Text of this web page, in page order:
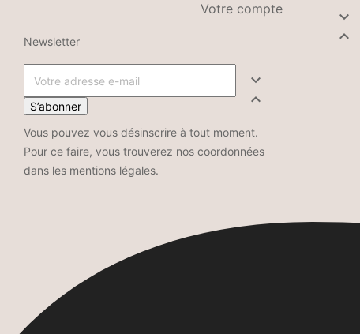
Votre compte


Newsletter


S’abonner
Vous pouvez vous désinscrire à tout moment.
Pour ce faire, vous trouverez nos coordonnées
dans les mentions légales.